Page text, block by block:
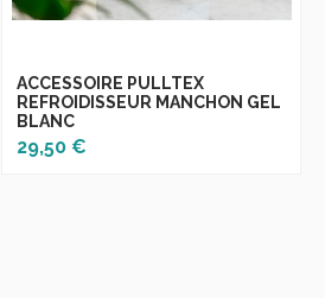
ACCESSOIRE PULLTEX
REFROIDISSEUR MANCHON GEL
BLANC
29,50 €